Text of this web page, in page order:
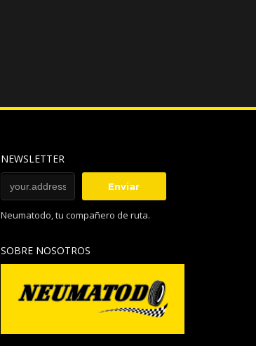
NEWSLETTER
Neumatodo, tu compañero de ruta.
SOBRE NOSOTROS